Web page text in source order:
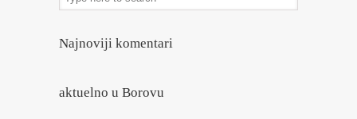
Najnoviji komentari
aktuelno u Borovu